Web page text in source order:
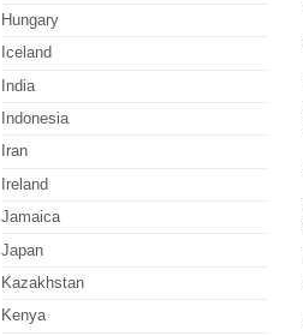
Hungary
Iceland
India
Indonesia
Iran
Ireland
Jamaica
Japan
Kazakhstan
Kenya